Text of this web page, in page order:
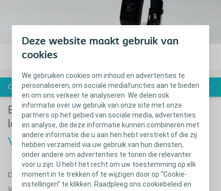
Deze website maakt gebruik van
cookies
We gebruiken cookies om inhoud en advertenties te
personaliseren, om sociale mediafuncties aan te bieden
en om ons verkeer te analyseren. We delen ook
informatie over uw gebruik van onze site met onze
partners op het gebied van sociale media, advertenties
en analyse, die deze informatie kunnen combineren met
andere informatie die u aan hen hebt verstrekt of die zij
hebben verzameld via uw gebruik van hun diensten,
onder andere om advertenties te tonen die relevanter
voor u zijn. U hebt het recht om uw toestemming op elk
moment in te trekken of te wijzigen door op “Cookie-
instellingen” te klikken. Raadpleeg ons cookiebeleid en
Focus op goede voornemens met deze Activity
Contacteer ons
Exclusief voor onze Coloplast Care
leden!
Vraag uw activity tracker aan
.
Deze actie is afgelopen.
Volg ons op Facebook om op de hoogte te blijven van al onze acties.